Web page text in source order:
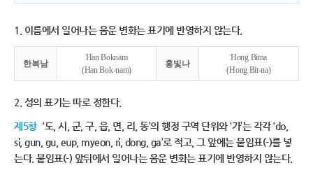
1. 이름에서 일어나는 음운 변화는 표기에 반영하지 않는다.
한복남
Han Boknam
(Han Bok-nam)
홍빛나
Hong Bitna
(Hong Bit-na)
2. 성의 표기는 따로 정한다.
제5항 ‘도, 시, 군, 구, 읍, 면, 리, 동’의 행정 구역 단위와 ‘가’는 각각 ‘do,
si, gun, gu, eup, myeon, ri, dong, ga’로 적고, 그 앞에는 붙임표(-)를 넣
는다. 붙임표(-) 앞뒤에서 일어나는 음운 변화는 표기에 반영하지 않는다.